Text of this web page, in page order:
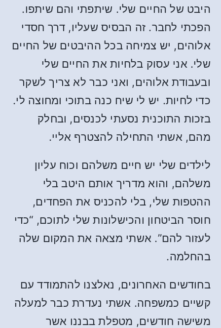
היבט של החיים שלי. שיתפתי והם שיתפו.
הפכתי לחבר. זה הבסיס שעליו, דרך חסדי
אלוהים, יש צמיחה בכל ההיבטים של החיים
שלי. אני עסוק בלחיות את החיים שלי
ובעבודת אלוהים, ואני כבר לא צריך לשקר
כדי לחיות. יש לי שיח כנה בתוכי ומחוצה לי.
בזכות התוכנית נסעתי לכנסים, ובחלק
מהם, אשתי התחילה להצטרף אליי.
לילדים שלי יש חיים משלהם וכוח עליון
משלהם, והוא מדריך אותם היטב בלי
ההטפות שלי, בלי להכניס את הפחדים,
חוסר הביטחון והכישלונות שלי לתוכם, “כדי
לעזור להם”. אשתי מצאה את המקום שלה
בהחלמה.
בחודשים האחרונים, נאלצנו להתמודד עם
קשיים כמשפחה. אשתי נעדרת כבר למעלה
משישה חודשים, מטפלת בבננו אשר